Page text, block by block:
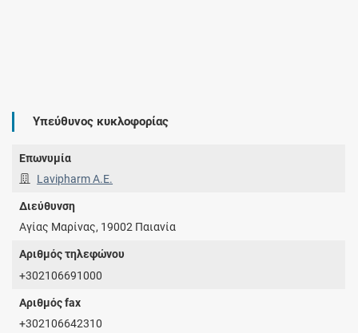
Υπεύθυνος κυκλοφορίας
Επωνυμία
Lavipharm Α.Ε.
Διεύθυνση
Αγίας Μαρίνας, 19002 Παιανία
Αριθμός τηλεφώνου
+302106691000
Αριθμός fax
+302106642310